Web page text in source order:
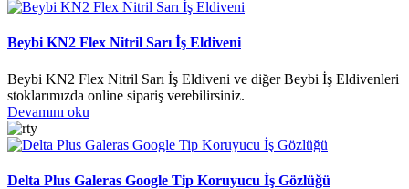
Beybi KN2 Flex Nitril Sarı İş Eldiveni
Beybi KN2 Flex Nitril Sarı İş Eldiveni ve diğer Beybi İş Eldivenleri
stoklarımızda online sipariş verebilirsiniz.
Devamını oku
Delta Plus Galeras Google Tip Koruyucu İş Gözlüğü